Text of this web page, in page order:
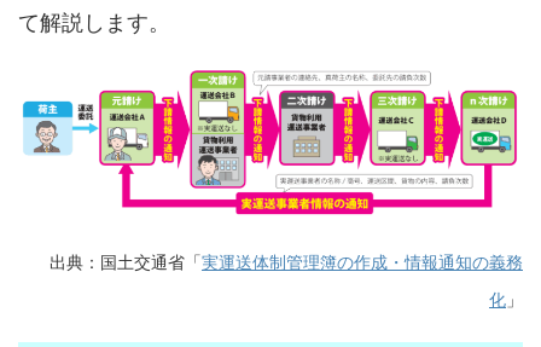
て解説します。
出典：国土交通省「実運送体制管理簿の作成・情報通知の義務
化 」